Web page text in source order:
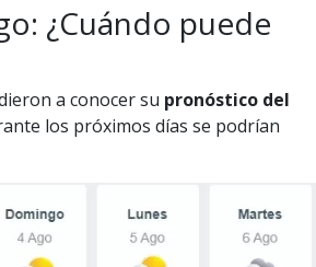
¿Cuándo puede
a conocer su pronóstico del
los próximos días se podrían